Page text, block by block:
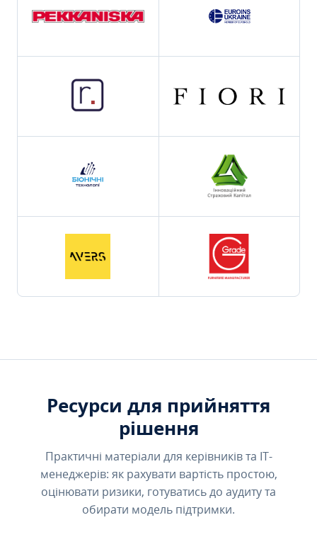
Ресурси для прийняття
рішення
Практичні матеріали для керівників та IT-
менеджерів: як рахувати вартість простою,
оцінювати ризики, готуватись до аудиту та
обирати модель підтримки.